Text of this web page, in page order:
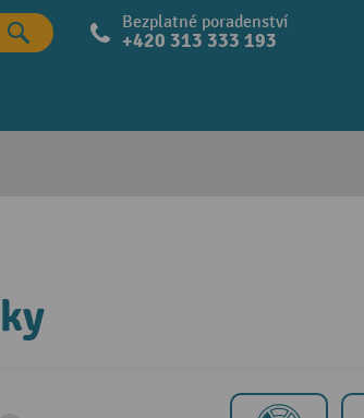
Bezplatné poradenství
+420 313 333 193